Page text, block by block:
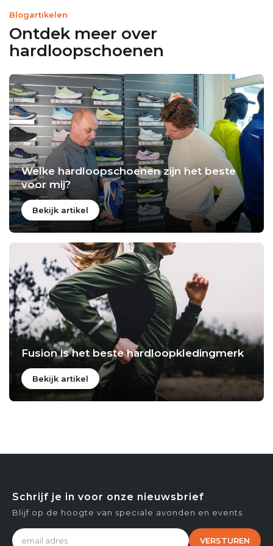
Blogartikelen
Ontdek meer over
hardloopschoenen
Welke hardloopschoenen zijn het beste
voor mij?
Bekijk artikel
Fusion is het beste hardloopkledingmerk
Bekijk artikel
Schrijf je in voor onze nieuwsbrief
Blijf op de hoogte van speciale avonden en events
VERSTUREN